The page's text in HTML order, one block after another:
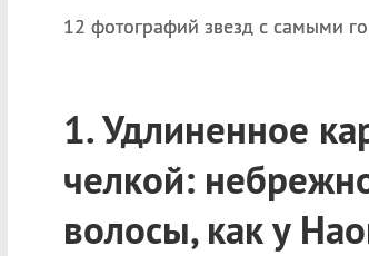
12 фотографий звезд с самыми
1. Удлиненное
челкой:
волосы, как у